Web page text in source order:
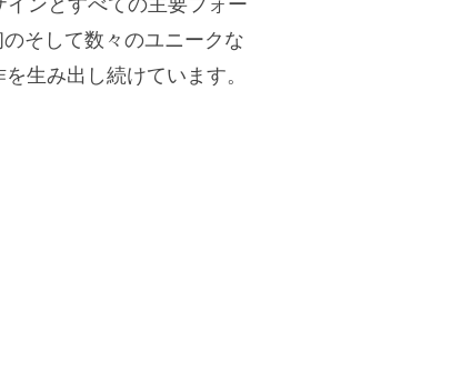
そして数々のユニークな
生み出し続けています。